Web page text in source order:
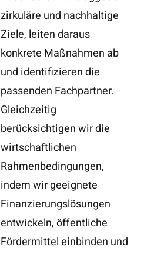
zirkuläre und nachhaltige
Ziele, leiten daraus
konkrete Maßnahmen ab
und identifizieren die
passenden Fachpartner.
Gleichzeitig
berücksichtigen wir die
wirtschaftlichen
Rahmenbedingungen,
indem wir geeignete
Finanzierungslösungen
entwickeln, öffentliche
Fördermittel einbinden und
Betriebsvorteilen und
regulatorischen Standards